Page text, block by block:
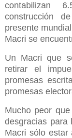
contabilizan
construcción
presente
Macri se
Un Macri que
retirar el
promesas
promesas
Mucho peor
desgracias para
Macri sólo estar